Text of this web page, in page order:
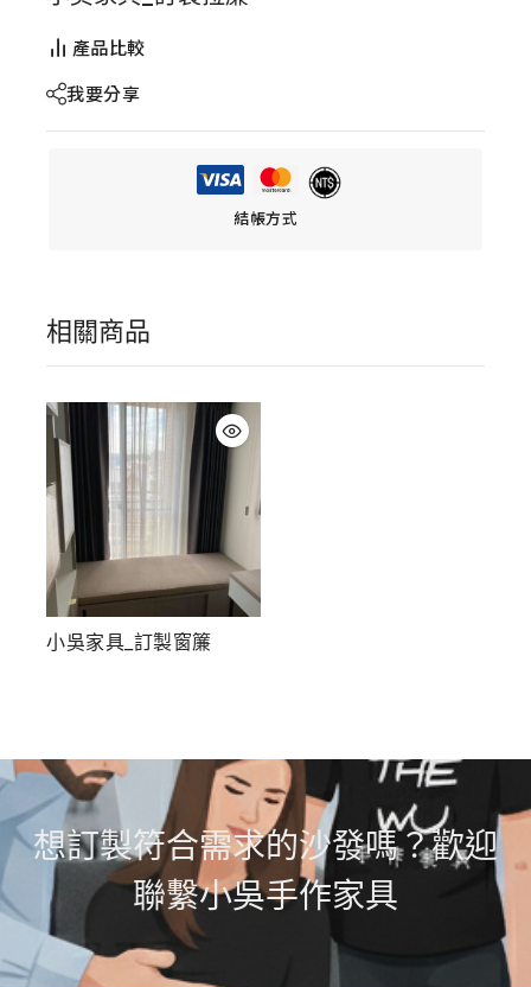
產品比較
我要分享
結帳方式
相關商品
小吳家具_訂製窗簾
想訂製符合需求的沙發嗎？歡迎
聯繫小吳手作家具